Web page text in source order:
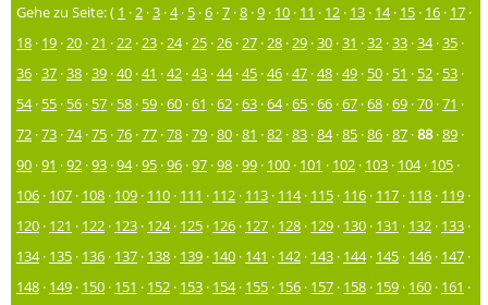
Gehe zu Seite: ( 1 ·2 ·3 ·4· 5 ·6 ·7 ·8 ·9 · 10 · 11 · 12 · 13 · 14· 15 · 16 · 17 ·
18 · 19 ·20 ·21 ·22 ·23 ·24·25 ·26 ·27 ·28 ·29 ·30 ·31 ·32 ·33 ·34·35 ·
36 ·37 ·38 ·39 ·40 ·41 ·42 ·43 ·44·45 ·46 ·47 ·48 ·49 · 50 · 51 · 52 · 53 ·
54· 55 · 56 · 57 · 58 · 59 ·60 ·61 ·62 ·63 ·64·65 ·66 ·67 ·68 ·69 ·70 ·71 ·
72 ·73 ·74·75 ·76 ·77 ·78 ·79 ·80 ·81 ·82 ·83 ·84·85 ·86 ·87 ·88·89 ·
90 ·91 ·92 ·93 ·94·95 ·96 ·97 ·98 ·99 · 100 · 101 · 102 · 103 · 104· 105 ·
106 · 107 · 108 · 109 · 110 · 111 · 112 · 113 · 114· 115 · 116 · 117 · 118 · 119 ·
120 · 121 · 122 · 123 · 124· 125 · 126 · 127 · 128 · 129 · 130 · 131 · 132 · 133 ·
134· 135 · 136 · 137 · 138 · 139 · 140 · 141 · 142 · 143 · 144· 145 · 146 · 147 ·
148 · 149 · 150 · 151 · 152 · 153 · 154· 155 · 156 · 157 · 158 · 159 · 160 · 161 ·